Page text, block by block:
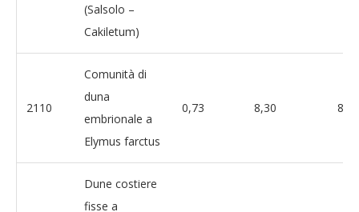
(Salsolo –
Cakiletum)
2110
Comunità di
duna
embrionale a
Elymus farctus
0,73 8,30 8,8
Dune costiere
fisse a